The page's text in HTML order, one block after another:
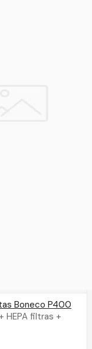
Boneco P400
HEPA filtras +